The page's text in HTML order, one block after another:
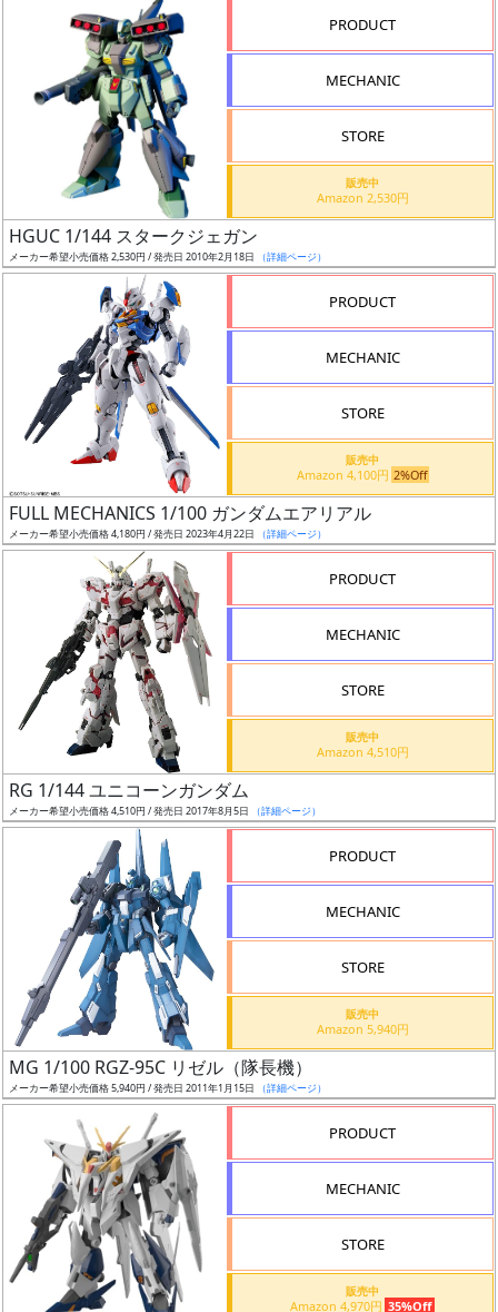
ル
リ
ー
ズ・
況
売
前
抽
選
活
PRODUCT
MECHANIC
STORE
販売中
Amazon 2,530円
HGUC 1/144 スタークジェガン
メーカー希望小売価格 2,530円 / 発売日 2010年2月18日 （詳細ページ）
PRODUCT
MECHANIC
STORE
販売中
Amazon 4,100円 2%Off
FULL MECHANICS 1/100 ガンダムエアリアル
メーカー希望小売価格 4,180円 / 発売日 2023年4月22日 （詳細ページ）
PRODUCT
MECHANIC
STORE
販売中
Amazon 4,510円
RG 1/144 ユニコーンガンダム
メーカー希望小売価格 4,510円 / 発売日 2017年8月5日 （詳細ページ）
PRODUCT
MECHANIC
STORE
販売中
Amazon 5,940円
MG 1/100 RGZ-95C リゼル（隊長機）
メーカー希望小売価格 5,940円 / 発売日 2011年1月15日 （詳細ページ）
PRODUCT
MECHANIC
STORE
販売中
Amazon 4,970円 35%Off